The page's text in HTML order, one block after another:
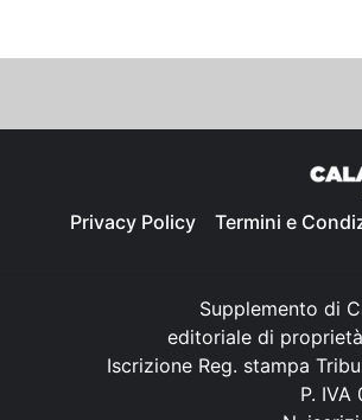
Privacy Policy Termini e
Supplemento di
editoriale di
Iscrizione Reg. stampa
P.